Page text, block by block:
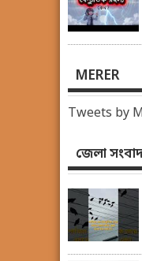
MERER
Tweets by
জেলা